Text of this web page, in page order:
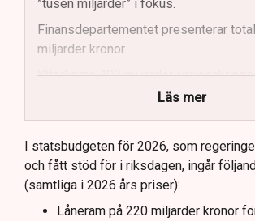
”tusen miljarder” i fokus.
Finansdepartementet presenterar
miljarder kronor.
Ytterligare 400 miljarder i
påverka statens kostnader.
Totala uppskattade kostnader
annat möjliga kostnader för slutförvar.
Regeringen och Miljöpartiet har olika
investeringens nödvändighet.
Läs mer
I statsbudgeten för 2026, som
och fått stöd för i riksdagen, ingår
(samtliga i 2026 års priser):
Låneram på 220 miljarder kronor